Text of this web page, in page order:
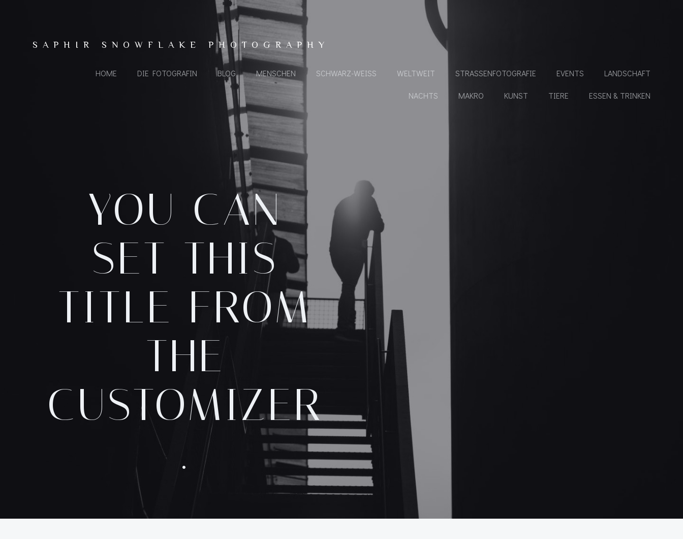
SAPHIR SNOWFLAKE PHOTOGRAPHY
HOME DIE FOTOGRAFIN BLOG MENSCHEN SCHWARZ-WEISS WELTWEIT STRASSENFOTOGRAFIE EVENTS LANDSCHAFT
NACHTS MAKRO KUNST TIERE ESSEN & TRINKEN
YOU CAN
SET THIS
TITLE FROM
THE
CUSTOMIZER
.